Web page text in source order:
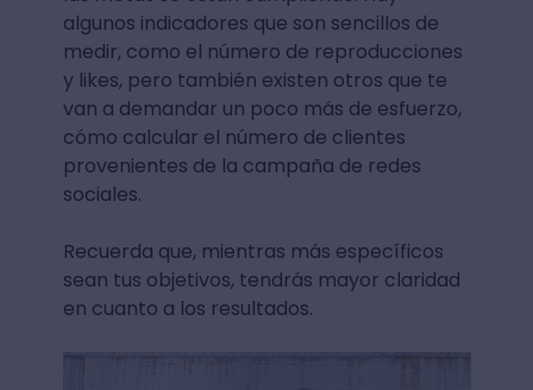
algunos indicadores que son sencillos de
medir, como el número de reproducciones
y likes, pero también existen otros que te
van a demandar un poco más de esfuerzo,
cómo calcular el número de clientes
provenientes de la campaña de redes
sociales.
Recuerda que, mientras más específicos
sean tus objetivos, tendrás mayor claridad
en cuanto a los resultados.